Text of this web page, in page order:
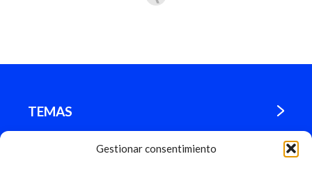
Gestionar consentimiento
TEMAS
¿DÓNDE ESTAMOS?